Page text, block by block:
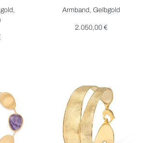
Color Armband , Ref: BB1981 AQD Y,
Marco Bicego Lunaria Twist
Armband, Gelbgold
2.050,00 €